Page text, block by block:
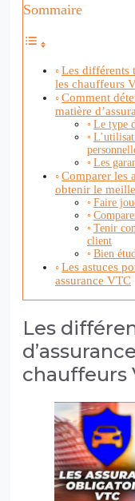
Sommaire
Les différents
les chauffeurs
Comment
matière
Le type
Les
Comparer les
obtenir le
Faire
Tenir
client
Bien
Les astuces
assurance VTC
Les
chauffeurs